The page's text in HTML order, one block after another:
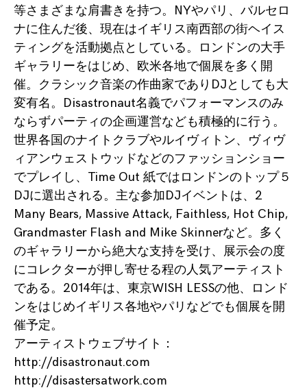
等さまざまな肩書きを持つ。NYやパリ、バルセロ
ナに住んだ後、現在はイギリス南西部の街ヘイス
ティングを活動拠点としている。ロンドンの大手
ギャラリーをはじめ、欧米各地で個展を多く開
催。クラシック音楽の作曲家でありDJとしても大
変有名。Disastronaut名義でパフォーマンスのみ
ならずパーティの企画運営なども積極的に行う。
世界各国のナイトクラブやルイヴィトン、ヴィヴ
ィアンウェストウッドなどのファッションショー
でプレイし、Time Out 紙ではロンドンのトップ５
DJに選出される。主な参加DJイベントは、2
Many Bears, Massive Attack, Faithless, Hot Chip,
Grandmaster Flash and Mike Skinnerなど。多く
のギャラリーから絶大な支持を受け、展示会の度
にコレクターが押し寄せる程の人気アーティスト
である。2014年は、東京WISH LESSの他、ロンド
ンをはじめイギリス各地やパリなどでも個展を開
催予定。
アーティストウェブサイト：
http://disastronaut.com
http://disastersatwork.com